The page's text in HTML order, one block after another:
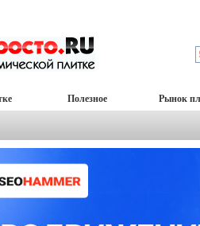
Полезное Рынок